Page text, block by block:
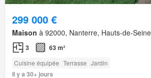
299 000 €
Maison à 92000, Nanterre, Hauts-de-
3 63 m²
Cuisine équipée Terrasse Jardin
Il y a 30+ jours